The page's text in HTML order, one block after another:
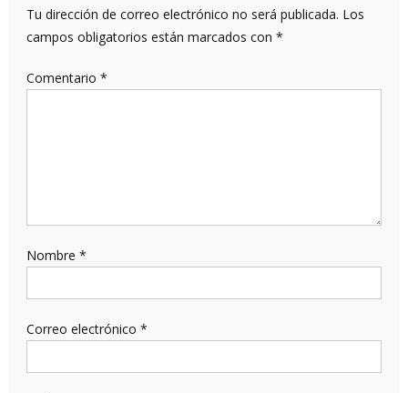
Tu dirección de correo electrónico no será publicada. Los
campos obligatorios están marcados con *
Comentario *
Nombre *
Correo electrónico *